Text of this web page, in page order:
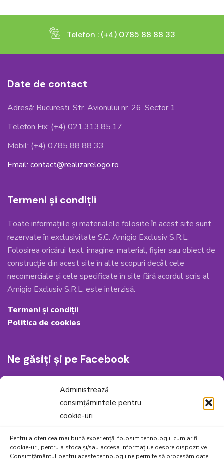
Administrează
consimțămintele pentru
cookie-uri
Pentru a oferi cea mai bună experiență, folosim tehnologii, cum ar fi
cookie-uri, pentru a stoca și/sau accesa informațiile despre dispozitive.
Consimțământul pentru aceste tehnologii ne permite să procesăm date,
Telefon : (+4) 0785 88 88 33
Date de contact
Adresă: Bucuresti, Str. Avionului nr. 26, Sector 1
Telefon Fix: (+4) 021.313.85.17
Mobil: (+4) 0785 88 88 33
Email: contact@realizarelogo.ro
Termeni și condiții
Toate informațiile și materialele folosite în acest site sunt
rezervate în exclusivitate S.C. Amigio Exclusiv S.R.L.
Folosirea oricărui text, imagine, material, fișier sau obiect de
construcție din acest site în alte scopuri decât cele
necomerciale și cele specificate în site fără acordul scris al
Amigio Exclusiv S.R.L. este interzisă.
Termeni și condiții
Politica de cookies
Ne găsiți și pe Facebook